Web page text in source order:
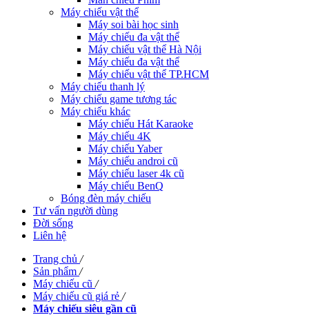
Máy chiếu vật thể
Máy soi bài học sinh
Máy chiếu đa vật thể
Máy chiếu vật thể Hà Nội
Máy chiếu đa vật thể
Máy chiếu vật thể TP.HCM
Máy chiếu thanh lý
Máy chiếu game tương tác
Máy chiếu khác
Máy chiếu Hát Karaoke
Máy chiếu 4K
Máy chiếu Yaber
Máy chiếu androi cũ
Máy chiếu laser 4k cũ
Máy chiếu BenQ
Bóng đèn máy chiếu
Tư vấn người dùng
Đời sống
Liên hệ
Trang chủ /
Sản phẩm /
Máy chiếu cũ /
Máy chiếu cũ giá rẻ /
Máy chiếu siêu gần cũ